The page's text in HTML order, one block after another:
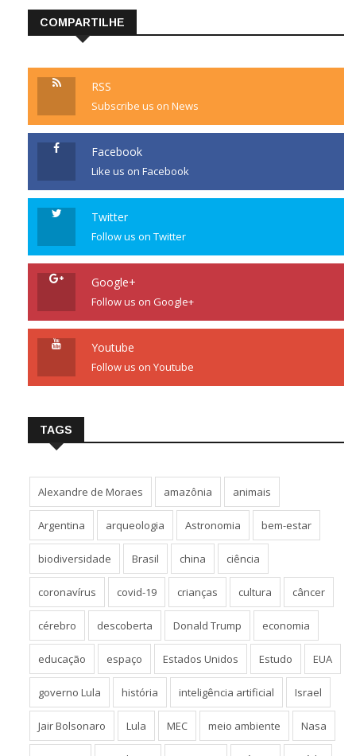
COMPARTILHE
RSS
Subscribe us on News
Facebook
Like us on Facebook
Twitter
Follow us on Twitter
Google+
Follow us on Google+
Youtube
Follow us on Youtube
TAGS
Alexandre de Moraes amazônia animais
Argentina arqueologia Astronomia bem-estar
biodiversidade Brasil china ciência
coronavírus covid-19 crianças cultura câncer
cérebro descoberta Donald Trump economia
educação espaço Estados Unidos Estudo EUA
governo Lula história inteligência artificial Israel
Jair Bolsonaro Lula MEC meio ambiente Nasa